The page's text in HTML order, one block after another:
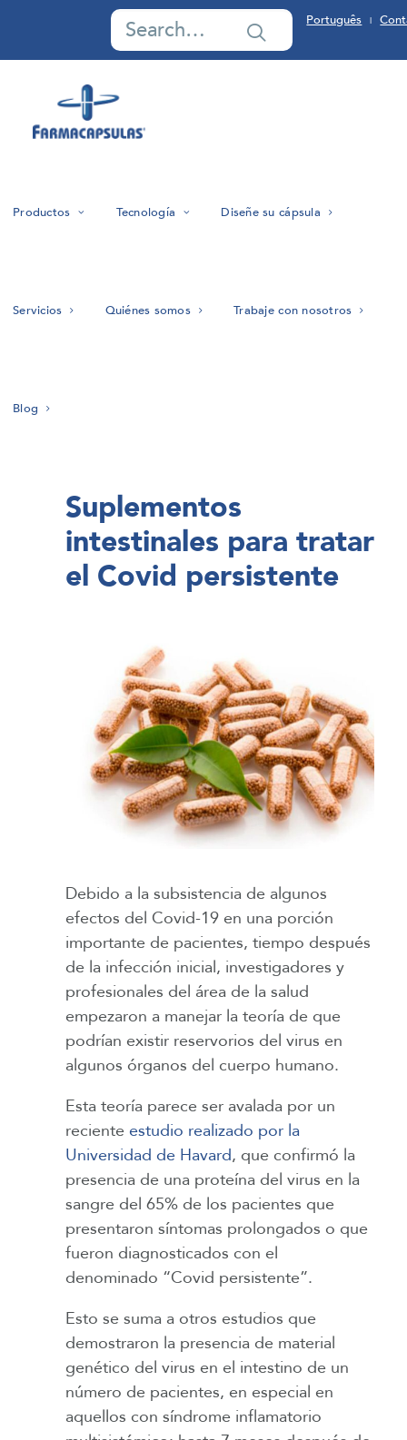
Português |
Productos Tecnología Diseñe su cápsula
Servicios Quiénes somos Trabaje con nosotros
Blog
Suplementos
intestinales para tratar
el Covid persistente
Debido a la subsistencia de algunos
efectos del Covid-19 en una porción
importante de pacientes, tiempo después
de la infección inicial, investigadores y
profesionales del área de la salud
empezaron a manejar la teoría de que
podrían existir reservorios del virus en
algunos órganos del cuerpo humano.
Esta teoría parece ser avalada por un
reciente estudio realizado por la
Universidad de Havard, que confirmó la
presencia de una proteína del virus en la
sangre del 65% de los pacientes que
presentaron síntomas prolongados o que
fueron diagnosticados con el
denominado “Covid persistente”.
Esto se suma a otros estudios que
demostraron la presencia de material
genético del virus en el intestino de un
número de pacientes, en especial en
aquellos con síndrome inflamatorio